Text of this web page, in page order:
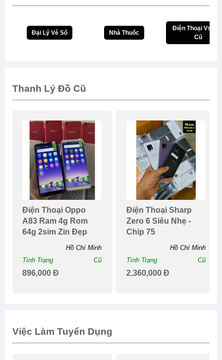
Đại Lý Vé Số Nhà Thuốc
Điện Thoại
Cũ
Thanh Lý Đồ Cũ
Điện Thoại Oppo
A83 Ram 4g Rom
64g 2sim Zin Đẹp
Hồ Chí Minh
Tình Trạng
Cũ
896,000 Đ
Điện Thoại Sharp
Zero 6 Siêu Nhẹ -
Chip 75
Hồ Chí Minh
Tình Trạng
Cũ
2,360,000 Đ
Việc Làm Tuyển Dụng